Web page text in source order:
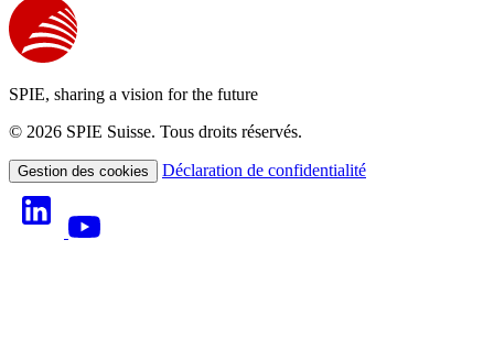
SPIE, sharing a vision for the future
© 2026 SPIE Suisse. Tous droits réservés.
Gestion des cookies Déclaration de confidentialité